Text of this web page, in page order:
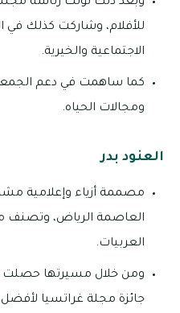
للأفلام، وشاركت كذلك في
الاجتماعية والخيرية.
كما ساهمت في دعم
ومجالات الحياه.
العنود بدر
العاصمة الرياض، وتصنف
العربيات.
ومن خلال مسيرتها حصلت
جائزة مجلة غراتسيا